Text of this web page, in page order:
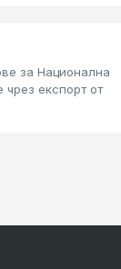
за Национална
чрез експорт от